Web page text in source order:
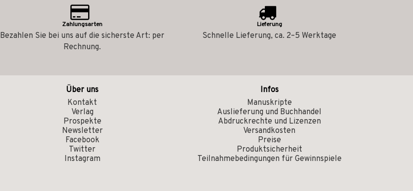
Zahlungsarten
Bezahlen Sie bei uns auf die sicherste Art: per
Rechnung.
Lieferung
Schnelle Lieferung, ca. 2–5 Werktage
Über uns
Kontakt
Verlag
Prospekte
Newsletter
Facebook
Twitter
Instagram
Infos
Manuskripte
Auslieferung und Buchhandel
Abdruckrechte und Lizenzen
Versandkosten
Preise
Produktsicherheit
Teilnahmebedingungen für Gewinnspiele